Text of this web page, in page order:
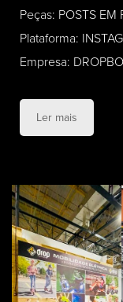
Peças: POSTS EM
Plataforma:
Empresa:
Ler mais